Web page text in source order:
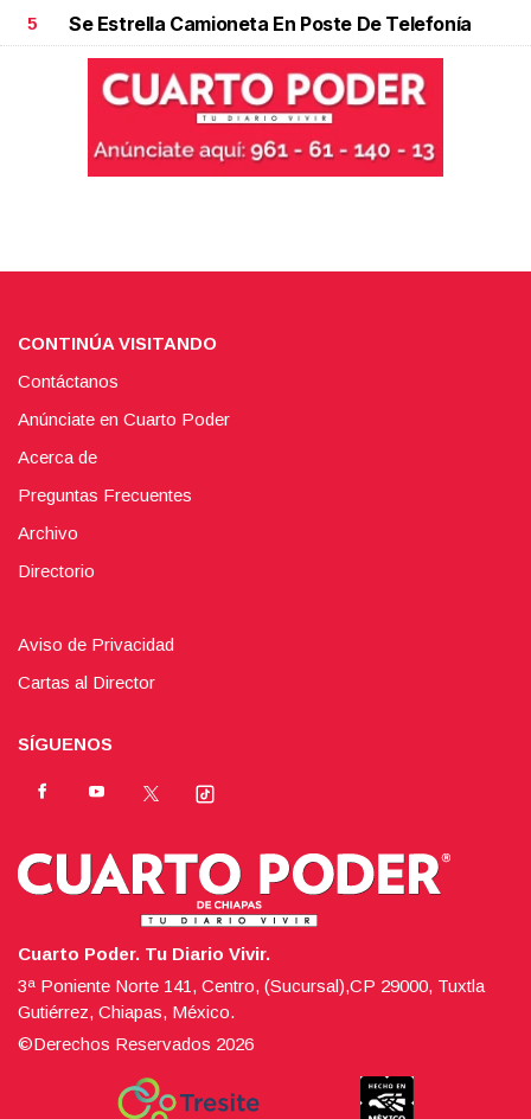
5 Se Estrella Camioneta En Poste De Telefonía
CONTINÚA VISITANDO
Contáctanos
Anúnciate en Cuarto Poder
Acerca de
Preguntas Frecuentes
Archivo
Directorio
Aviso de Privacidad
Cartas al Director
SÍGUENOS
Cuarto Poder. Tu Diario Vivir.
3ª Poniente Norte 141, Centro, (Sucursal),CP 29000, Tuxtla
Gutiérrez, Chiapas, México.
©Derechos Reservados 2026